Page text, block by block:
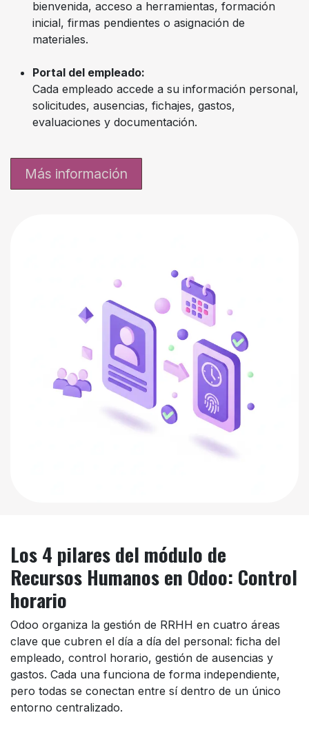
bienvenida, acceso a herramientas, formación
inicial, firmas pendientes o asignación de
materiales.
Portal del empleado:
Cada empleado accede a su información personal,
solicitudes, ausencias, fichajes, gastos,
evaluaciones y documentación.
Más información
Los4 pilares del módulo de
Recursos Humanos en Odoo: Control
horario
Odoo organiza la gestión de RRHH en cuatro áreas
clave que cubren el día a día del personal: ficha del
empleado, control horario, gestión de ausencias y
gastos. Cada una funciona de forma independiente,
pero todas se conectan entre sí dentro de un único
entorno centralizado.